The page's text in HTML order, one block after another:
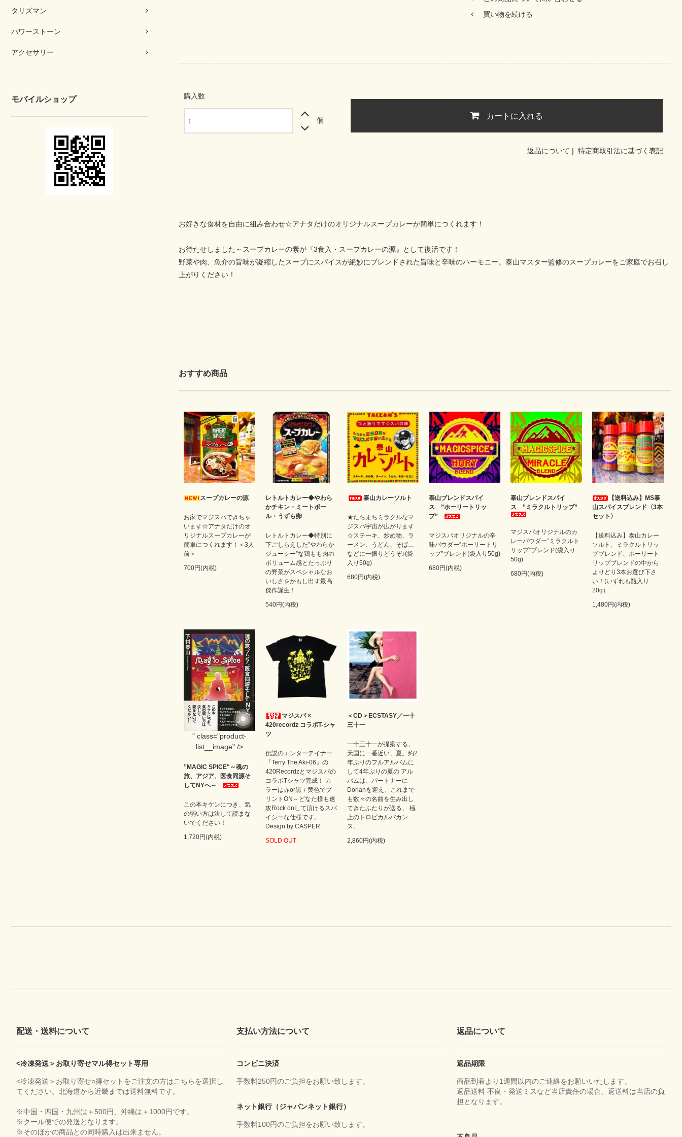
タリズマン
パワーストーン
アクセサリー
モバイルショップ
買い物を続ける
購入数
個 カートに入れる
返品について | 特定商取引法に基づく表記
お好きな食材を自由に組み合わせ☆アナタだけのオリジナルスープカレーが簡単につくれます！
お待たせしました～スープカレーの素が『3食入・スープカレーの源』として復活です！
野菜や肉、魚介の旨味が凝縮したスープにスパイスが絶妙にブレンドされた旨味と辛味のハーモニー。泰山マスター監修のスープカレーをご家庭でお召し
上がりください！
おすすめ商品
スープカレーの源
お家でマジスパできちゃ
います☆アナタだけのオ
リジナルスープカレーが
簡単につくれます！＜3人
前＞
700円(内税)
レトルトカレー◆やわら
かチキン・ミートボー
ル・うずら卵
レトルトカレー◆特別に
下ごしらえした”やわらか
ジューシー”な鶏もも肉の
ボリューム感とたっぷり
の野菜がスペシャルなお
いしさをかもし出す最高
傑作誕生！
540円(内税)
泰山カレーソルト
★たちまちミラクルなマ
ジスパ宇宙が広がります
☆ステーキ、炒め物、ラ
ーメン、うどん、そば…
などに一振りどうぞ♪(袋
入り50g)
680円(内税)
泰山ブレンドスパイ
ス ”ホーリートリッ
プ”
マジスパオリジナルの辛
味パウダー”ホーリートリ
ップ”ブレンド(袋入り50g)
680円(内税)
泰山ブレンドスパイ
ス ”ミラクルトリップ”
マジスパオリジナルのカ
レーパウダー”ミラクルト
リップ”ブレンド(袋入り
50g)
680円(内税)
【送料込み】MS泰
山スパイスブレンド〈3本
セット〉
【送料込み】泰山カレー
ソルト、ミラクルトリッ
プブレンド、ホーリート
リップブレンドの中から
よりどり3本お選び下さ
い！(いずれも瓶入り
20g）
1,480円(内税)
" class="product-
list__image" />
”MAGIC SPICE"～魂の
旅、アジア、医食同源そ
してNYへ～
この本キケンにつき、気
の弱い方は決して読まな
いでください！
1,720円(内税)
マジスパ ×
420recordz コラボT-シャ
ツ
伝説のエンターテイナー
『Terry The Aki-06』の
420Recordzとマジスパの
コラボTシャツ完成！ カ
ラーは赤or黒＋黄色でプ
リントON～どなた様も速
攻Rock onして頂けるスパ
イシーな仕様です。
Design by CASPER
SOLD OUT
＜CD＞ECSTASY／一十
三十一
一十三十一が提案する、
天国に一番近い、夏。約2
年ぶりのフルアルバムに
して4年ぶりの夏の アル
バムは、パートナーに
Dorianを迎え、これまで
も数々の名曲を生み出し
てきたふたりが送る、 極
上のトロピカルバカン
ス。
2,860円(内税)
配送・送料について
<冷凍発送＞お取り寄せマル得セット専用
<冷凍発送＞お取り寄せ○得セットをご注文の方はこちらを選択し
てください。北海道から近畿までは送料無料です。
※中国・四国・九州は＋500円、沖縄は＋1000円です。
※クール便での発送となります。
※そのほかの商品との同時購入は出来ません。
支払い方法について
コンビニ決済
手数料250円のご負担をお願い致します。
ネット銀行（ジャパンネット銀行）
手数料100円のご負担をお願い致します。
返品について
返品期限
商品到着より1週間以内のご連絡をお願いいたします。
返品送料 不良・発送ミスなど当店責任の場合、返送料は当店の負
担となります。